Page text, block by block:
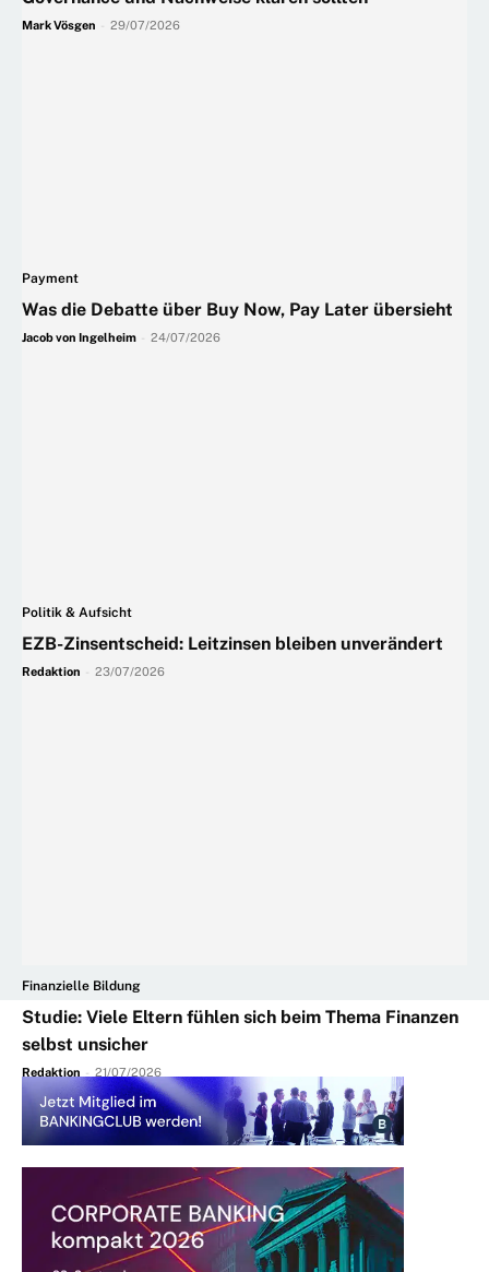
Mark Vösgen 29/07/2026
Payment
Was die Debatte über Buy Now, Pay Later übersieht
Jacob von Ingelheim 24/07/2026
Politik & Aufsicht
EZB-Zinsentscheid: Leitzinsen bleiben unverändert
Redaktion 23/07/2026
Finanzielle Bildung
Studie: Viele Eltern fühlen sich beim Thema Finanzen
selbst unsicher
Redaktion - 21/07/2026